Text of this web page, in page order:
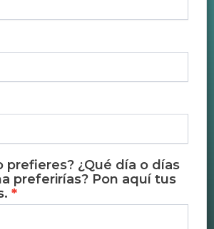
prefieres? ¿Qué día o días
preferirías? Pon aquí tus
*